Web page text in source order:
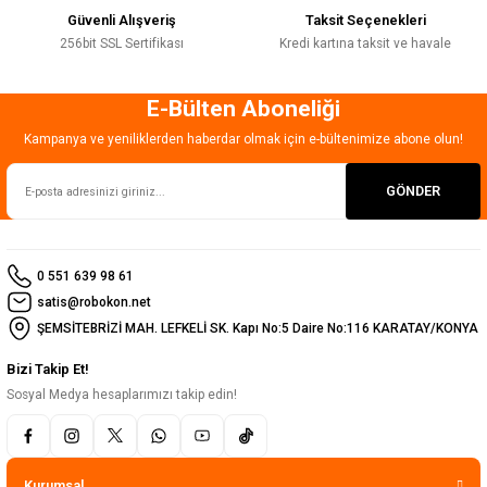
Gönder
Güvenli Alışveriş
256bit SSL Sertifikası
Taksit Seçenekleri
Kredi kartına taksit ve havale
E-Bülten Aboneliği
Kampanya ve yeniliklerden haberdar olmak için e-bültenimize abone olun!
GÖNDER
0 551 639 98 61
satis@robokon.net
ŞEMSİTEBRİZİ MAH. LEFKELİ SK. Kapı No:5 Daire No:116 KARATAY/KONYA
Bizi Takip Et!
Sosyal Medya hesaplarımızı takip edin!